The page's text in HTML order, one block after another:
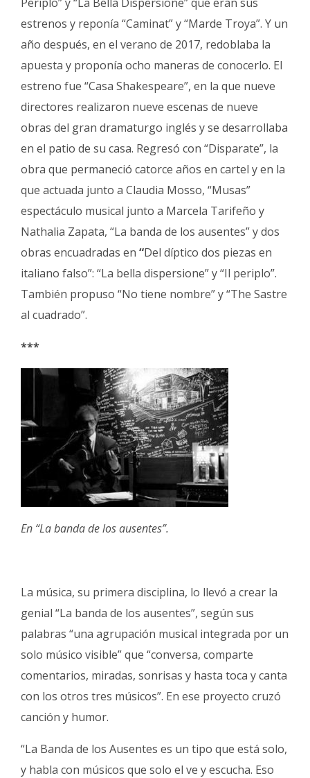
estrenos y reponía “Caminat” y “Marde Troya”. Y un
año después, en el verano de 2017, redoblaba la
apuesta y proponía ocho maneras de conocerlo. El
estreno fue “Casa Shakespeare”, en la que nueve
directores realizaron nueve escenas de nueve
obras del gran dramaturgo inglés y se desarrollaba
en el patio de su casa. Regresó con “Disparate”, la
obra que permaneció catorce años en cartel y en la
que actuada junto a Claudia Mosso, “Musas”
espectáculo musical junto a Marcela Tarifeño y
Nathalia Zapata, “La banda de los ausentes” y dos
obras encuadradas en “Del díptico dos piezas en
italiano falso”: “La bella dispersione” y “Il periplo”.
También propuso “No tiene nombre” y “The Sastre
al cuadrado”.
***
En “La banda de los ausentes”.
La música, su primera disciplina, lo llevó a crear la
genial “La banda de los ausentes”, según sus
palabras “una agrupación musical integrada por un
solo músico visible” que “conversa, comparte
comentarios, miradas, sonrisas y hasta toca y canta
con los otros tres músicos”. En ese proyecto cruzó
canción y humor.
“La Banda de los Ausentes es un tipo que está solo,
y habla con músicos que solo el ve y escucha. Eso